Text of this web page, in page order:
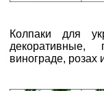
Колпаки для
декоративные,
винограде, розах